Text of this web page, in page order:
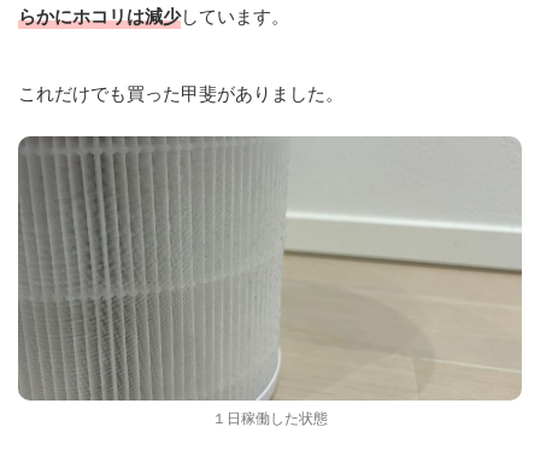
らかにホコリは減少しています。
これだけでも買った甲斐がありました。
１日稼働した状態